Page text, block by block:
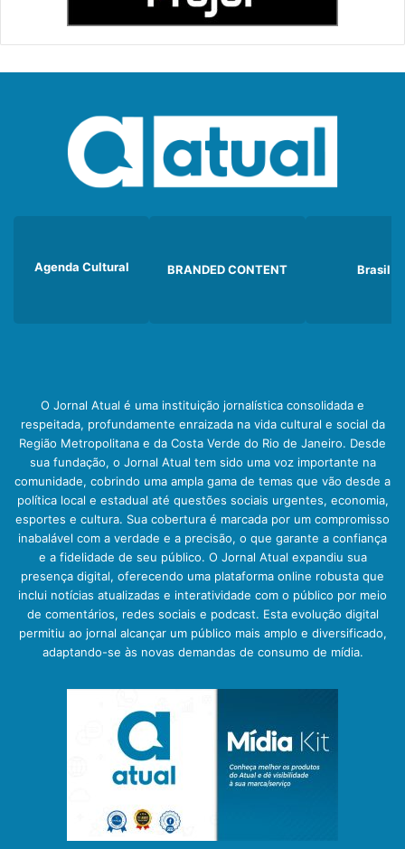
Agenda Cultural BRANDED CONTENT Brasil
O Jornal Atual é uma instituição jornalística consolidada e
respeitada, profundamente enraizada na vida cultural e social da
Região Metropolitana e da Costa Verde do Rio de Janeiro. Desde
sua fundação, o Jornal Atual tem sido uma voz importante na
comunidade, cobrindo uma ampla gama de temas que vão desde a
política local e estadual até questões sociais urgentes, economia,
esportes e cultura. Sua cobertura é marcada por um compromisso
inabalável com a verdade e a precisão, o que garante a confiança
e a fidelidade de seu público. O Jornal Atual expandiu sua
presença digital, oferecendo uma plataforma online robusta que
inclui notícias atualizadas e interatividade com o público por meio
de comentários, redes sociais e podcast. Esta evolução digital
permitiu ao jornal alcançar um público mais amplo e diversificado,
adaptando-se às novas demandas de consumo de mídia.